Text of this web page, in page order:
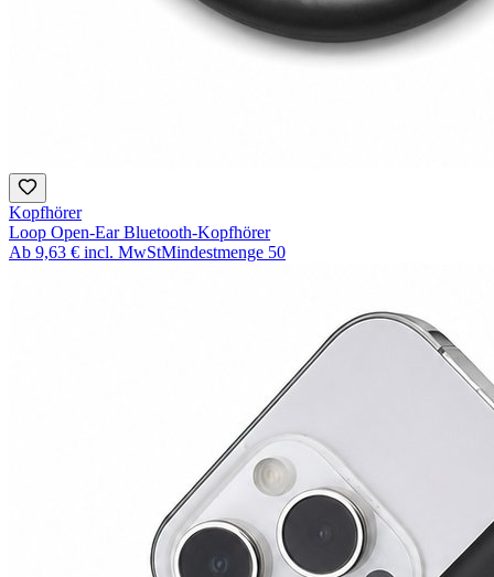
Kopfhörer
Loop Open-Ear Bluetooth-Kopfhörer
Ab 9,63 € incl. MwStMindestmenge 50